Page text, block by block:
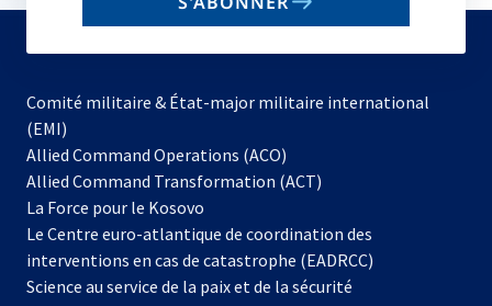
Comité militaire & État-major militaire international
(EMI)
Allied Command Operations (ACO)
dans
nouvel
onglet
Allied Command Transformation (ACT)
La Force pour le Kosovo
dans
un
nouvel
Le Centre euro-atlantique de coordination des
interventions en cas de catastrophe (EADRCC)
Science au service de la paix et de la sécurité